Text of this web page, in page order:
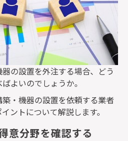
の設置を外注する場合、どう
よいのでしょうか。
・機器の設置を依頼する業者
ントについて解説します。
意分野を確認する